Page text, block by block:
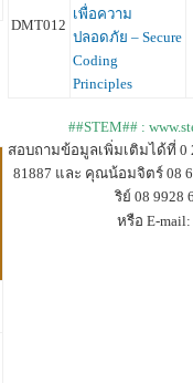
DMT012
เพื่อความ
ปลอดภัย – Secure
Coding
Principles
##STEM## :
สอบถามข้อมูลเพิ่มเติมได้ที่ 0
81887 และ คุณน้อมจิตร์ 08
ริย์ 08 9928
หรือ E-